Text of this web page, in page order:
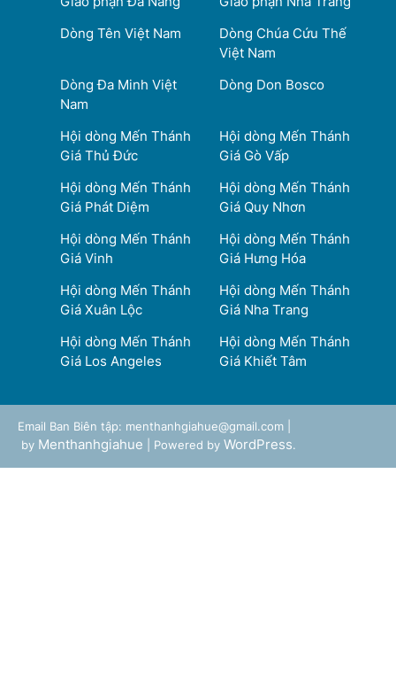
Dòng Tên Việt Nam
Dòng Chúa Cứu Thế
Việt Nam
Dòng Đa Minh Việt
Nam
Dòng Don Bosco
Hội dòng Mến Thánh
Giá Thủ Đức
Hội dòng Mến Thánh
Giá Gò Vấp
Hội dòng Mến Thánh
Giá Phát Diệm
Hội dòng Mến Thánh
Giá Quy Nhơn
Hội dòng Mến Thánh
Giá Vinh
Hội dòng Mến Thánh
Giá Hưng Hóa
Hội dòng Mến Thánh
Giá Xuân Lộc
Hội dòng Mến Thánh
Giá Nha Trang
Hội dòng Mến Thánh
Giá Los Angeles
Hội dòng Mến Thánh
Giá Khiết Tâm
Email Ban Biên tập: menthanhgiahue@gmail.com |
by Menthanhgiahue | Powered by WordPress.